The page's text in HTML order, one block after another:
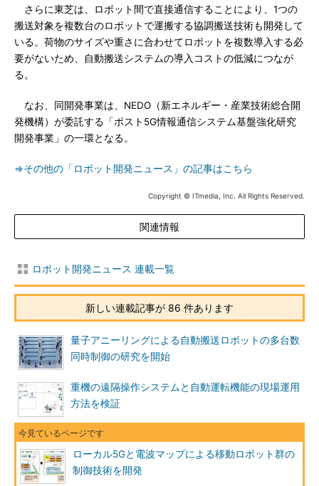
さらに東芝は、ロボット間で直接通信することにより、1つの
搬送対象を複数台のロボットで運搬する協調搬送技術も開発して
いる。荷物のサイズや重さに合わせてロボットを複数導入する必
要がないため、自動搬送システムの導入コストの低減につなが
る。
なお、同開発事業は、NEDO（新エネルギー・産業技術総合開
発機構）が委託する「ポスト5G情報通信システム基盤強化研究
開発事業」の一環となる。
⇒その他の「ロボット開発ニュース」の記事はこちら
Copyright © ITmedia, Inc. All Rights Reserved.
関連情報
ロボット開発ニュース 連載一覧
新しい連載記事が 86 件あります
量子アニーリングによる自動搬送ロボットの多台数
同時制御の研究を開始
重機の遠隔操作システムと自動運転機能の現場運用
方法を検証
ローカル5Gと電波マップによる移動ロボット群の
制御技術を開発